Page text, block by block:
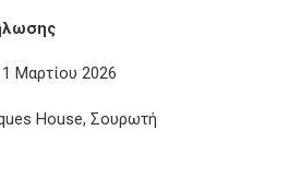
Μαρτίου 2026
House, Σουρωτή